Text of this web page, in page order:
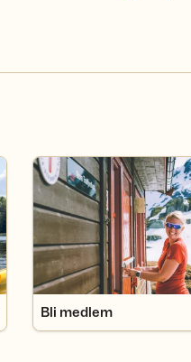
Bli medlem
Bli medlem